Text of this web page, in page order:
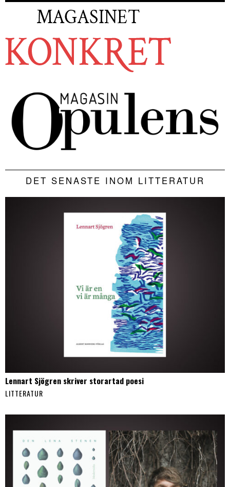
DET SENASTE INOM LITTERATUR
Lennart Sjögren skriver storartad poesi
LITTERATUR